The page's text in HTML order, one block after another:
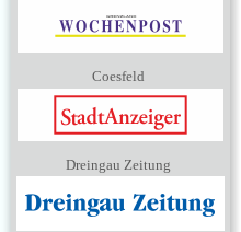
Coesfeld
Dreingau Zeitung